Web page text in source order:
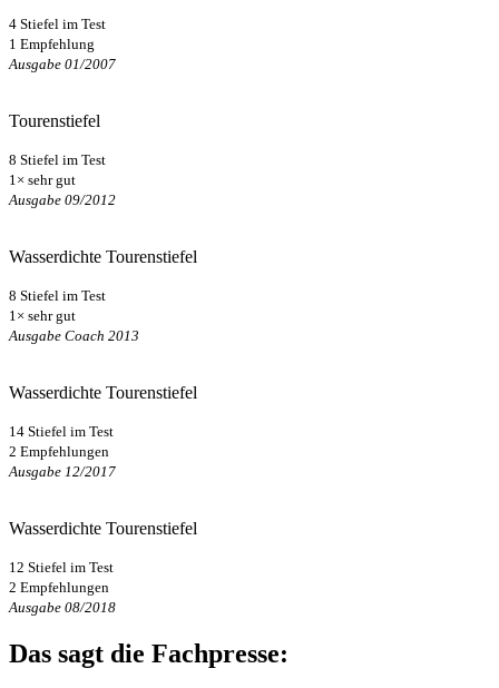
4 Stiefel im Test
1 Empfehlung
Ausgabe 01/2007
Tourenstiefel
8 Stiefel im Test
1× sehr gut
Ausgabe 09/2012
Wasserdichte Tourenstiefel
8 Stiefel im Test
1× sehr gut
Ausgabe Coach 2013
Wasserdichte Tourenstiefel
14 Stiefel im Test
2 Empfehlungen
Ausgabe 12/2017
Wasserdichte Tourenstiefel
12 Stiefel im Test
2 Empfehlungen
Ausgabe 08/2018
Das sagt die Fachpresse: